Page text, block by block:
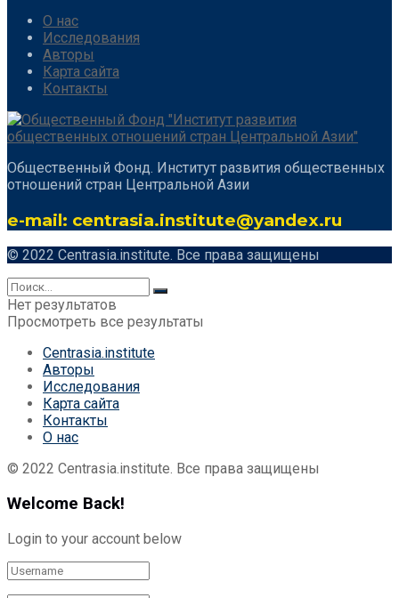
О нас
Исследования
Авторы
Карта сайта
Контакты
Общественный Фонд. Институт развития общественных
отношений стран Центральной Азии
e-mail: centrasia.institute@yandex.ru
© 2022 Centrasia.institute. Все права защищены
Нет результатов
Просмотреть все результаты
Centrasia.institute
Авторы
Исследования
Карта сайта
Контакты
О нас
© 2022 Centrasia.institute. Все права защищены
Welcome Back!
Login to your account below